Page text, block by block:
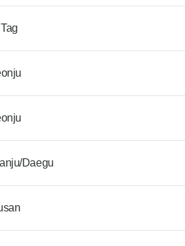
Daegu